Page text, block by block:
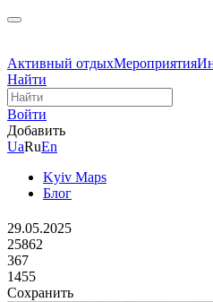
Активный отдыхМероприятия
Найти
Войти
Добавить
UaRuEn
Kyiv Maps
Блог
29.05.2025
25862
367
1455
Сохранить